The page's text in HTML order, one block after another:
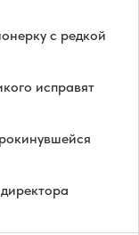
с редкой
исправят